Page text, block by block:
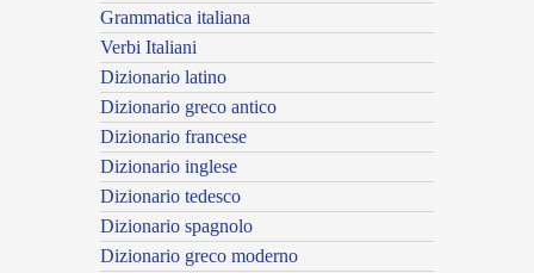
Grammatica italiana
Verbi Italiani
Dizionario latino
Dizionario greco antico
Dizionario francese
Dizionario inglese
Dizionario tedesco
Dizionario spagnolo
Dizionario greco moderno